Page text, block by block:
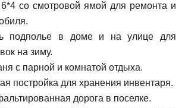
со смотровой ямой для ремонта и
подполье в доме и на улице для
на зиму.
с парной и комнатой отдыха.
постройка для хранения инвентаря.
дорога в поселке.